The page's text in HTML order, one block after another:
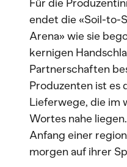
Für die
endet die «Soil-to-
Arena» wie sie
kernigen
Partnerschaften
Produzenten ist es
Lieferwege, die im
Wortes nahe
Anfang einer
morgen auf ihrer